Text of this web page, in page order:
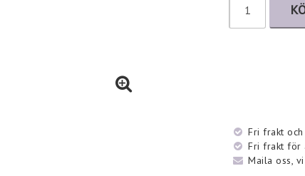
Fri frakt
Fri frakt för
Maila oss,